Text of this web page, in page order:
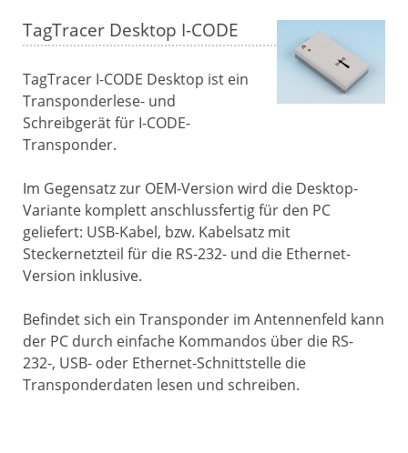
TagTracer Desktop I-CODE
TagTracer I-CODE Desktop ist ein
Transponderlese- und
Schreibgerät für I-CODE-
Transponder.
Im Gegensatz zur OEM-Version wird die Desktop-
Variante komplett anschlussfertig für den PC
geliefert: USB-Kabel, bzw. Kabelsatz mit
Steckernetzteil für die RS-232- und die Ethernet-
Version inklusive.
Befindet sich ein Transponder im Antennenfeld kann
der PC durch einfache Kommandos über die RS-
232-, USB- oder Ethernet-Schnittstelle die
Transponderdaten lesen und schreiben.